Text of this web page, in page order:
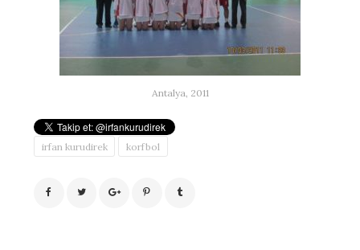
Antalya, 2011
irfan kurudirek korfbol